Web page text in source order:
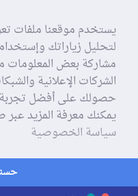
يستخدم موقعنا ملفات
لتحليل زياراتك
الشركات الإعلانية
حصولك على أفضل
يمكنك معرفة المزيد
سياسة الخصوصية